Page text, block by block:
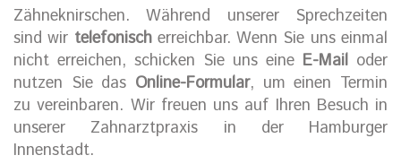
Zähneknirschen. Während unserer Sprechzeiten
sind wir telefonischerreichbar. Wenn Sie uns einmal
nicht erreichen, schicken Sie uns eine E-Mail oder
nutzen Sie das Online-Formular, um einen Termin
zu vereinbaren. Wir freuen uns auf Ihren Besuch in
unserer Zahnarztpraxis in der Hamburger
Innenstadt.